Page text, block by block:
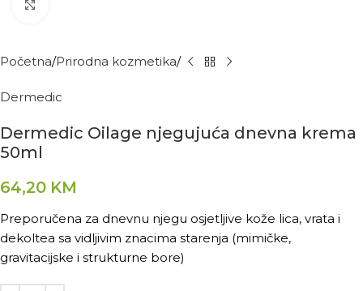
Početna Prirodna kozmetika
Dermedic
Dermedic Oilage njegujuća dnevna krema
50ml
64,20 KM
Preporučena za dnevnu njegu osjetljive kože lica, vrata i
dekoltea sa vidljivim znacima starenja (mimičke,
gravitacijske i strukturne bore)